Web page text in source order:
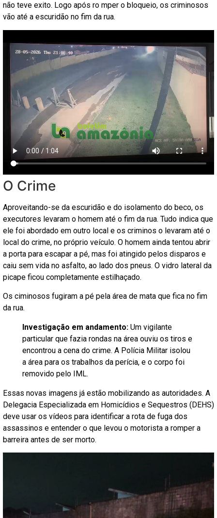
não teve exito. Logo após ro mper o bloqueio, os criminosos
vão até a escuridão no fim da rua.
O Crime
Aproveitando-se da escuridão e do isolamento do beco, os
executores levaram o homem até o fim da rua. Tudo indica que
ele foi abordado em outro local e os criminos o levaram até o
local do crime, no próprio veículo. O homem ainda tentou abrir
a porta para escapar a pé, mas foi atingido pelos disparos e
caiu sem vida no asfalto, ao lado dos pneus. O vidro lateral da
picape ficou completamente estilhaçado.
Os ciminosos fugiram a pé pela área de mata que fica no fim
da rua.
Investigação em andamento: Um vigilante
particular que fazia rondas na área ouviu os tiros e
encontrou a cena do crime. A Polícia Militar isolou
a área para os trabalhos da perícia, e o corpo foi
removido pelo IML.
Essas novas imagens já estão mobilizando as autoridades. A
Delegacia Especializada em Homicídios e Sequestros (DEHS)
deve usar os vídeos para identificar a rota de fuga dos
assassinos e entender o que levou o motorista a romper a
barreira antes de ser morto.